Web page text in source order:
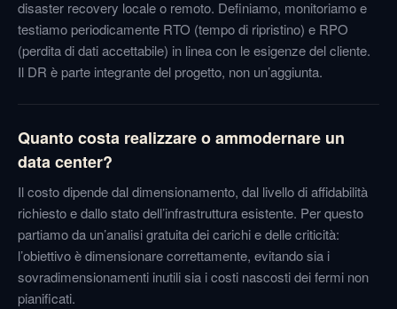
disaster recovery locale o remoto. Definiamo, monitoriamo e
testiamo periodicamente RTO (tempo di ripristino) e RPO
(perdita di dati accettabile) in linea con le esigenze del cliente.
Il DR è parte integrante del progetto, non un’aggiunta.
Quanto costa realizzare o ammodernare un
data center?
Il costo dipende dal dimensionamento, dal livello di affidabilità
richiesto e dallo stato dell’infrastruttura esistente. Per questo
partiamo da un’analisi gratuita dei carichi e delle criticità:
l’obiettivo è dimensionare correttamente, evitando sia i
sovradimensionamenti inutili sia i costi nascosti dei fermi non
pianificati.